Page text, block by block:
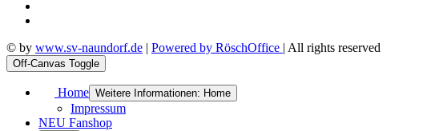
© by www.sv-naundorf.de | Powered by RöschOffice | All rights reserved
Off-Canvas Toggle
Home Weitere Informationen: Home
Impressum
NEU Fanshop